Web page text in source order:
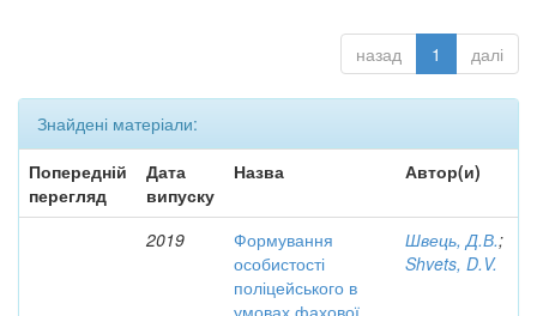
назад 1 далі
Знайдені матеріали:
Попередній
перегляд
Дата
випуску
Назва Автор(и)
2019
Формування
особистості
поліцейського в
умовах фахової
Швець, Д.В.;
Shvets, D.V.